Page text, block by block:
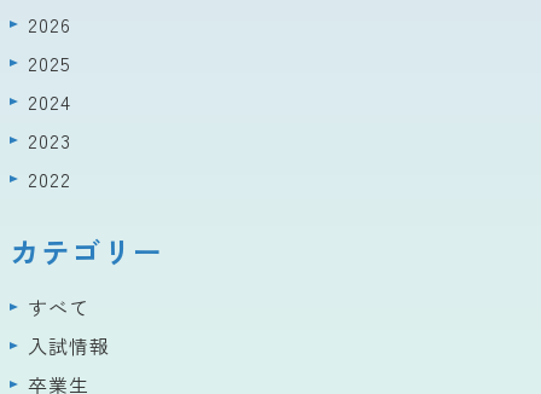
2026
2025
2024
2023
2022
カテゴリー
すべて
入試情報
卒業生